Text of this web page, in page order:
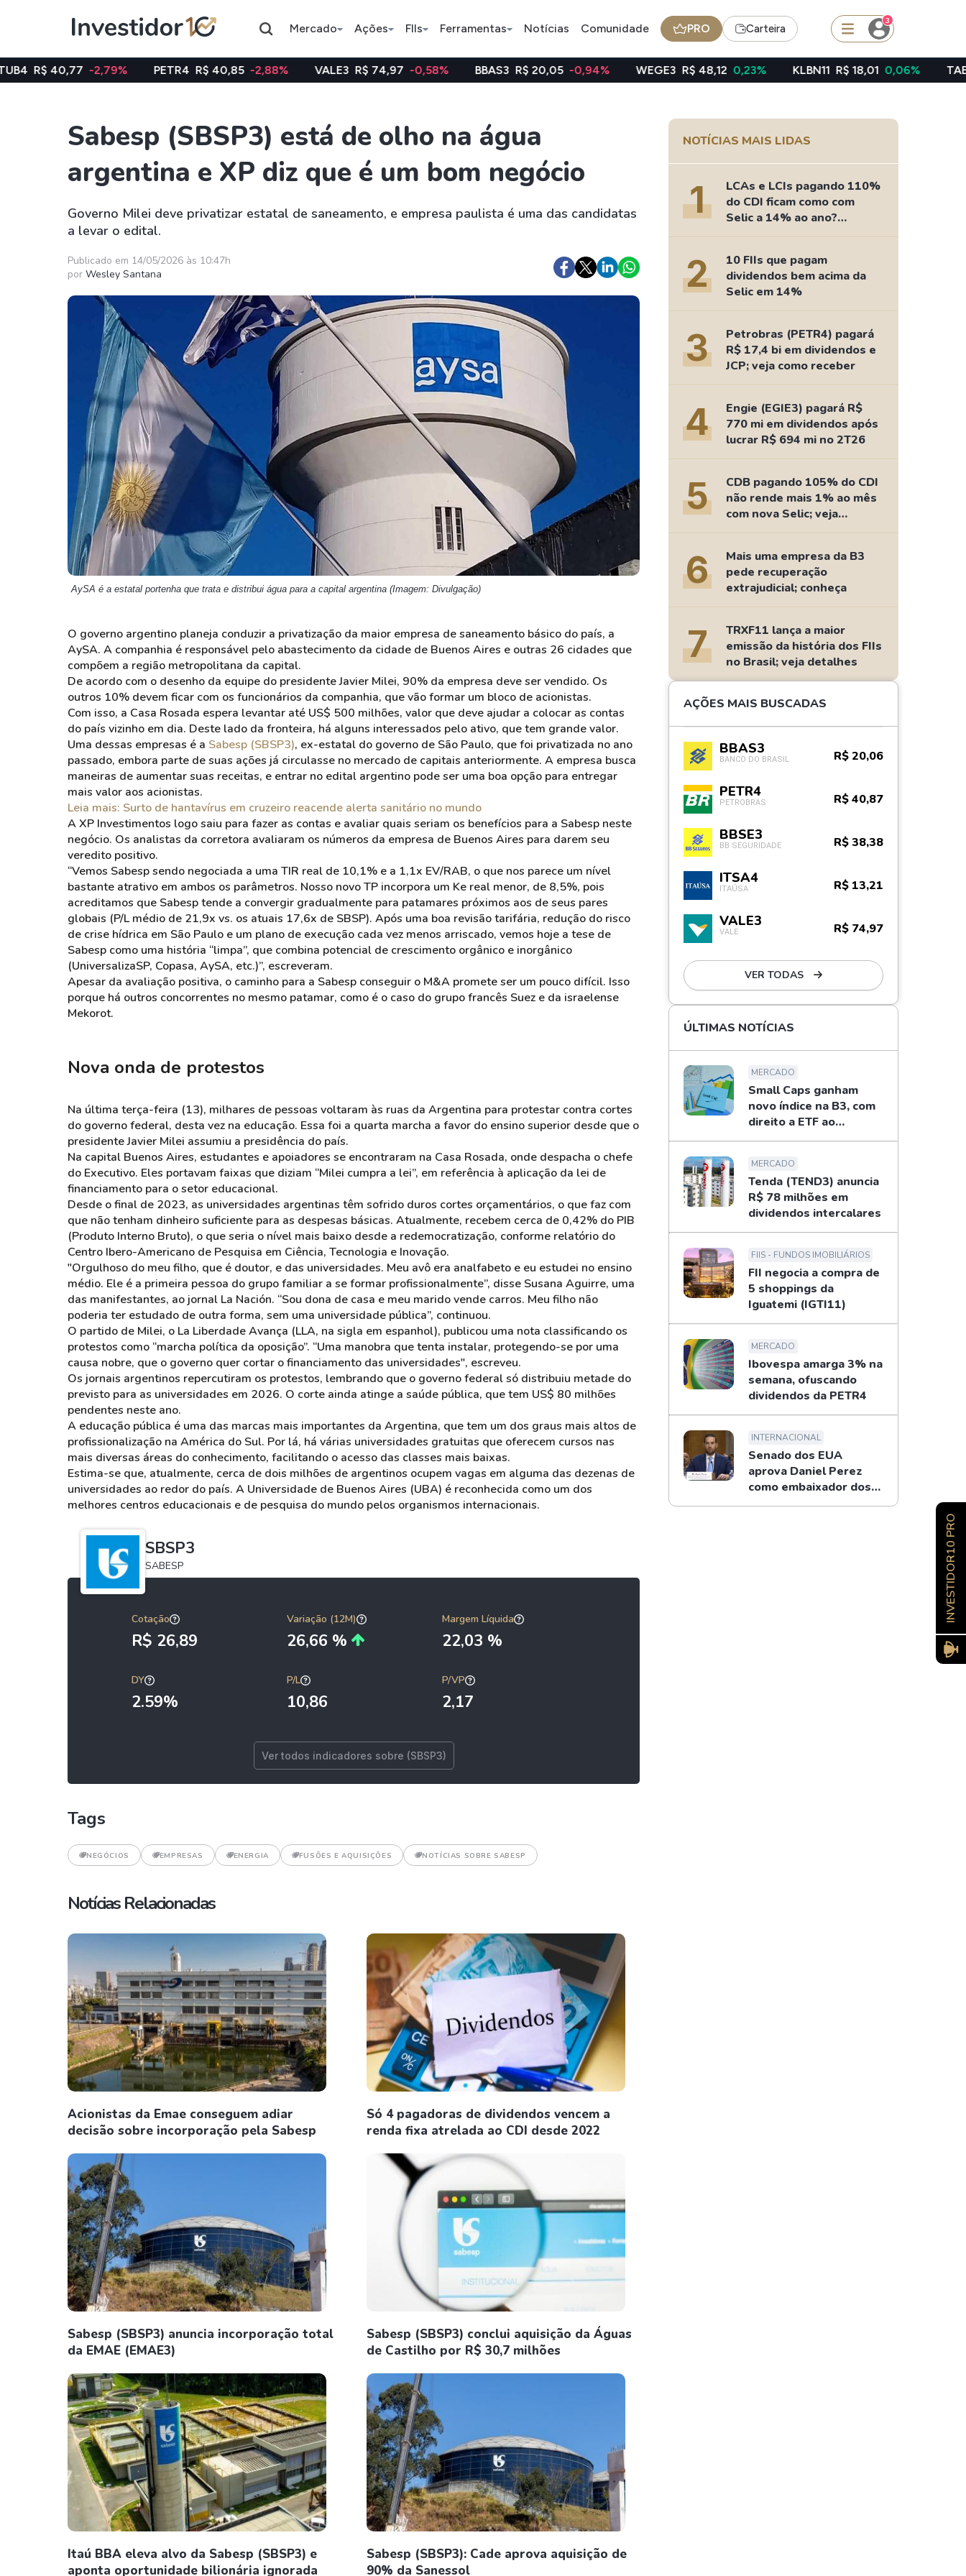
Mercado Ações FIIs Ferramentas Notícias Comunidade PRO Carteira
3
Assuntos do momento
Índice
Ibovespa
Ação
Petrobras
Ação
Bradesco
BDR
JBS Dividendos
Ações
Taesa
Itausa
Ambev
Weg
Klabin
Petrobrás
Ver todos
XPML11
HGLG11
XPLG11
KNRI11
KNCR11
SMAL11
HASH11
GOLD11
XINA11
Ver todos
Amazon
Google
Coca-Cola
Ver todos
Criptomoedas
Bitcoin
Ethereum
Binance Coin - BNB
Ideias
Agenda de Dividendos
Radar do Dividendo Inteligente
As Ações Mais Buscadas
Guia do Iniciante
-2,79% PETR4 R$ 40,85 -2,88% VALE3 R$ 74,97 -0,58% BBAS3 R$ 20,05 -0,94% WEGE3 R$ 48,12 0,23% KLBN11 R$ 18,01 0,06% TAEE11 R$ 39,49
Sabesp (SBSP3) está de olho na água
argentina e XP diz que é um bom negócio
Governo Milei deve privatizar estatal de saneamento, e empresa paulista é uma das candidatas
a levar o edital.
Publicado em 14/05/2026 às 10:47h
por Wesley Santana
AySA é a estatal portenha que trata e distribui água para a capital argentina (Imagem: Divulgação)
O governo argentino planeja conduzir a privatização da maior empresa de saneamento básico do país, a
AySA. A companhia é responsável pelo abastecimento da cidade de Buenos Aires e outras 26 cidades que
compõem a região metropolitana da capital.
De acordo com o desenho da equipe do presidente Javier Milei, 90% da empresa deve ser vendido. Os
outros 10% devem ficar com os funcionários da companhia, que vão formar um bloco de acionistas.
Com isso, a Casa Rosada espera levantar até US$ 500 milhões, valor que deve ajudar a colocar as contas
do país vizinho em dia. Deste lado da fronteira, há alguns interessados pelo ativo, que tem grande valor.
Uma dessas empresas é a Sabesp (SBSP3), ex-estatal do governo de São Paulo, que foi privatizada no ano
passado, embora parte de suas ações já circulasse no mercado de capitais anteriormente. A empresa busca
maneiras de aumentar suas receitas, e entrar no edital argentino pode ser uma boa opção para entregar
mais valor aos acionistas.
Leia mais: Surto de hantavírus em cruzeiro reacende alerta sanitário no mundo
A XP Investimentos logo saiu para fazer as contas e avaliar quais seriam os benefícios para a Sabesp neste
negócio. Os analistas da corretora avaliaram os números da empresa de Buenos Aires para darem seu
veredito positivo.
“Vemos Sabesp sendo negociada a uma TIR real de 10,1% e a 1,1x EV/RAB, o que nos parece um nível
bastante atrativo em ambos os parâmetros. Nosso novo TP incorpora um Ke real menor, de 8,5%, pois
acreditamos que Sabesp tende a convergir gradualmente para patamares próximos aos de seus pares
globais (P/L médio de 21,9x vs. os atuais 17,6x de SBSP). Após uma boa revisão tarifária, redução do risco
de crise hídrica em São Paulo e um plano de execução cada vez menos arriscado, vemos hoje a tese de
Sabesp como uma história “limpa”, que combina potencial de crescimento orgânico e inorgânico
(UniversalizaSP, Copasa, AySA, etc.)”, escreveram.
Apesar da avaliação positiva, o caminho para a Sabesp conseguir o M&A promete ser um pouco difícil. Isso
porque há outros concorrentes no mesmo patamar, como é o caso do grupo francês Suez e da israelense
Mekorot.
Nova onda de protestos
Na última terça-feira (13), milhares de pessoas voltaram às ruas da Argentina para protestar contra cortes
do governo federal, desta vez na educação. Essa foi a quarta marcha a favor do ensino superior desde que o
presidente Javier Milei assumiu a presidência do país.
Na capital Buenos Aires, estudantes e apoiadores se encontraram na Casa Rosada, onde despacha o chefe
do Executivo. Eles portavam faixas que diziam “Milei cumpra a lei”, em referência à aplicação da lei de
financiamento para o setor educacional.
Desde o final de 2023, as universidades argentinas têm sofrido duros cortes orçamentários, o que faz com
que não tenham dinheiro suficiente para as despesas básicas. Atualmente, recebem cerca de 0,42% do PIB
(Produto Interno Bruto), o que seria o nível mais baixo desde a redemocratização, conforme relatório do
Centro Ibero-Americano de Pesquisa em Ciência, Tecnologia e Inovação.
"Orgulhoso do meu filho, que é doutor, e das universidades. Meu avô era analfabeto e eu estudei no ensino
médio. Ele é a primeira pessoa do grupo familiar a se formar profissionalmente”, disse Susana Aguirre, uma
das manifestantes, ao jornal La Nación. “Sou dona de casa e meu marido vende carros. Meu filho não
poderia ter estudado de outra forma, sem uma universidade pública”, continuou.
O partido de Milei, o La Liberdade Avança (LLA, na sigla em espanhol), publicou uma nota classificando os
protestos como “marcha política da oposição”. “Uma manobra que tenta instalar, protegendo-se por uma
causa nobre, que o governo quer cortar o financiamento das universidades", escreveu.
Os jornais argentinos repercutiram os protestos, lembrando que o governo federal só distribuiu metade do
previsto para as universidades em 2026. O corte ainda atinge a saúde pública, que tem US$ 80 milhões
pendentes neste ano.
A educação pública é uma das marcas mais importantes da Argentina, que tem um dos graus mais altos de
profissionalização na América do Sul. Por lá, há várias universidades gratuitas que oferecem cursos nas
mais diversas áreas do conhecimento, facilitando o acesso das classes mais baixas.
Estima-se que, atualmente, cerca de dois milhões de argentinos ocupem vagas em alguma das dezenas de
universidades ao redor do país. A Universidade de Buenos Aires (UBA) é reconhecida como um dos
melhores centros educacionais e de pesquisa do mundo pelos organismos internacionais.
SBSP3
SABESP
Cotação
R$ 26,89
Variação (12M)
26,66 %
Margem Líquida
22,03 %
DY
2.59%
P/L
10,86
P/VP
2,17
Ver todos indicadores sobre (SBSP3)
Tags
NEGÓCIOS EMPRESAS ENERGIA FUSÕES E AQUISIÇÕES NOTÍCIAS SOBRE SABESP
Notícias Relacionadas
Acionistas da Emae conseguem adiar
decisão sobre incorporação pela Sabesp
Só 4 pagadoras de dividendos vencem a
renda fixa atrelada ao CDI desde 2022
Sabesp (SBSP3) anuncia incorporação total
da EMAE (EMAE3)
Sabesp (SBSP3) conclui aquisição da Águas
de Castilho por R$ 30,7 milhões
Itaú BBA eleva alvo da Sabesp (SBSP3) e
aponta oportunidade bilionária ignorada
Sabesp (SBSP3): Cade aprova aquisição de
90% da Sanessol
NOTÍCIAS MAIS LIDAS
1
LCAs e LCIs pagando 110%
do CDI ficam como com
Selic a 14% ao ano?
Fizemos as contas
2
10 FIIs que pagam
dividendos bem acima da
Selic em 14%
3
Petrobras (PETR4) pagará
R$ 17,4 bi em dividendos e
JCP; veja como receber
4
Engie (EGIE3) pagará R$
770 mi em dividendos após
lucrar R$ 694 mi no 2T26
5
CDB pagando 105% do CDI
não rende mais 1% ao mês
com nova Selic; veja
retorno
6
Mais uma empresa da B3
pede recuperação
extrajudicial; conheça
7
TRXF11 lança a maior
emissão da história dos FIIs
no Brasil; veja detalhes
AÇÕES MAIS BUSCADAS
BBAS3
BANCO DO BRASIL R$ 20,06
PETR4
PETROBRAS R$ 40,87
BBSE3
BB SEGURIDADE R$ 38,38
ITSA4
ITAÚSA R$ 13,21
VALE3
VALE R$ 74,97
VER TODAS
ÚLTIMAS NOTÍCIAS
MERCADO
Small Caps ganham
novo índice na B3, com
direito a ETF ao
investidor
MERCADO
Tenda (TEND3) anuncia
R$ 78 milhões em
dividendos intercalares
FIIS - FUNDOS IMOBILIÁRIOS
FII negocia a compra de
5 shoppings da
Iguatemi (IGTI11)
MERCADO
Ibovespa amarga 3% na
semana, ofuscando
dividendos da PETR4
INTERNACIONAL
Senado dos EUA
aprova Daniel Perez
como embaixador dos
EUA no Brasil
INVESTIDOR10 PRO